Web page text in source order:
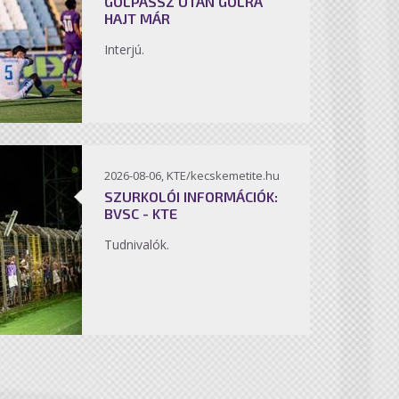
HAJT MÁR
Interjú.
2026-08-06, KTE/kecskemetite.hu
SZURKOLÓI INFORMÁCIÓK:
BVSC - KTE
Tudnivalók.